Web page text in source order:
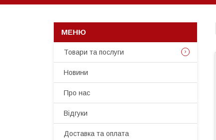
Товари та послуги
Новини
Про нас
Відгуки
Доставка та оплата